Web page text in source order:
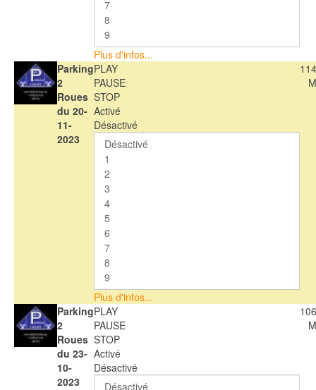
Plus d'infos...
Parking
2
Roues
du 20-
11-
2023
PLAY
PAUSE
STOP
Activé
Désactivé
Plus d'infos...
Parking
2
Roues
du 23-
10-
2023
PLAY
PAUSE
STOP
Activé
Désactivé